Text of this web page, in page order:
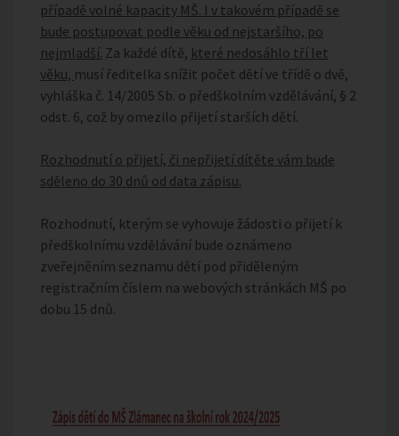
případě volné kapacity MŠ. I v takovém případě se
bude postupovat podle věku od nejstaršího, po
nejmladší. Za každé dítě, které nedosáhlo tří let
věku, musí ředitelka snížit počet dětí ve třídě o dvě,
vyhláška č. 14/2005 Sb. o předškolním vzdělávání, § 2
odst. 6, což by omezilo přijetí starších dětí.
Rozhodnutí o přijetí, či nepřijetí dítěte vám bude
sděleno do 30 dnů od data zápisu.
Rozhodnutí, kterým se vyhovuje žádosti o přijetí k
předškolnímu vzdělávání bude oznámeno
zveřejněním seznamu dětí pod přiděleným
registračním číslem na webových stránkách MŠ po
dobu 15 dnů.